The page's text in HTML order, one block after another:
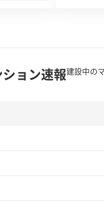
ョン速報建設中の